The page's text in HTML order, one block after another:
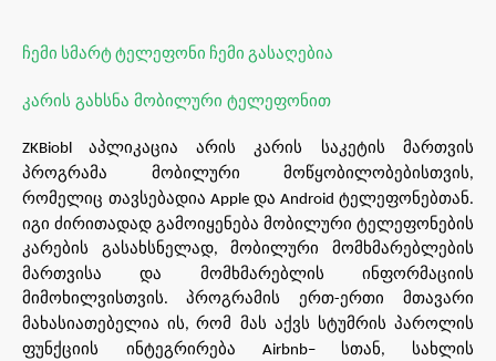
ჩემი სმარტტელეფონი ჩემი გასაღებია
კარის გახსნა მობილური ტელეფონით
ZKBioblაპლიკაცია არის კარის საკეტის
მართვის
პროგრამა
მობილური მოწყობილობებისთვის,
რომელიც თავსებადია Apple და Android ტელეფონებთან.
იგი ძირითადად გამოიყენება მობილური ტელეფონების
კარების
გასახსნელად, მობილური
მომხმარებლების
მართვისა
და მომხმარებლის
ინფორმაციის
მიმოხილვისთვის. პროგრამის ერთ-ერთი
მთავარი
მახასიათებელია ის,რომ მას აქვს სტუმრის პაროლის
ფუნქციის
ინტეგრირება Airbnb– სთან, სახლის